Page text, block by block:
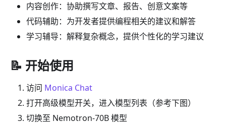
内容创作：协助撰写文章、报告、创意文案等
代码辅助：为开发者提供编程相关的建议和解答
学习辅导：解释复杂概念，提供个性化的学习建议
📝 开始使用
访问 Monica Chat
打开高级模型开关，进入模型列表（参考下图）
切换至 Nemotron-70B 模型